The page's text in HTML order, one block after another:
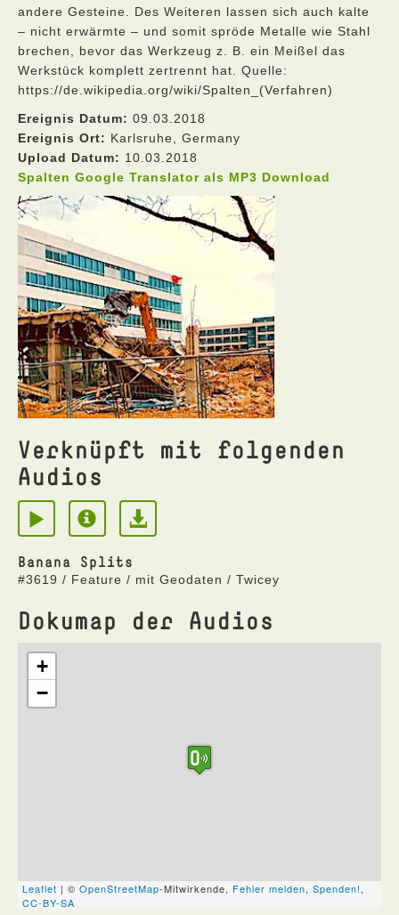
andere Gesteine. Des Weiteren lassen sich auch kalte
– nicht erwärmte – und somit spröde Metalle wie Stahl
brechen, bevor das Werkzeug z. B. ein Meißel das
Werkstück komplett zertrennt hat. Quelle:
https://de.wikipedia.org/wiki/Spalten_(Verfahren)
Ereignis Datum: 09.03.2018
Ereignis Ort: Karlsruhe, Germany
Upload Datum: 10.03.2018
Spalten Google Translator als MP3 Download
Verknüpft mit folgenden
Audios
Banana Splits
#3619 / Feature / mit Geodaten / Twicey
Dokumap der Audios